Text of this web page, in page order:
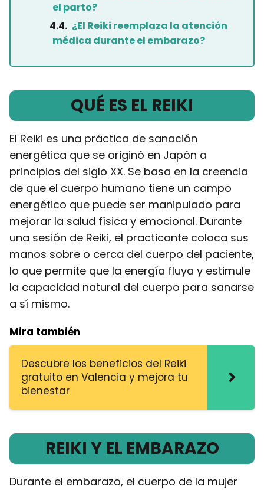
el parto?
¿El Reiki reemplaza la atención
médica durante el embarazo?
QUÉ ES EL REIKI
El Reiki es una práctica de sanación
energética que se originó en Japón a
principios del siglo XX. Se basa en la creencia
de que el cuerpo humano tiene un campo
energético que puede ser manipulado para
mejorar la salud física y emocional. Durante
una sesión de Reiki, el practicante coloca sus
manos sobre o cerca del cuerpo del paciente,
lo que permite que la energía fluya y estimule
la capacidad natural del cuerpo para sanarse
a sí mismo.
Mira también
Descubre los beneficios del Reiki
gratuito en Valencia y mejora tu
bienestar
REIKI Y EL EMBARAZO
Durante el embarazo, el cuerpo de la mujer